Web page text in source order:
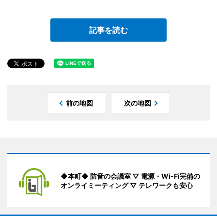
記事を読む
前の地図 次の地図
◆本町◆ 防音の会議室 ▽ 電源・Wi-Fi完備の
オンライミーティング ▽ テレワークも安心